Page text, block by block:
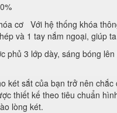
cơ Với hệ thống khóa
và 1 tay nắm ngoại, giúp
phủ 3 lớp dày, sáng bóng
két sắt của bạn trở nên
thiết kế theo tiêu chuẩn
lòng két.